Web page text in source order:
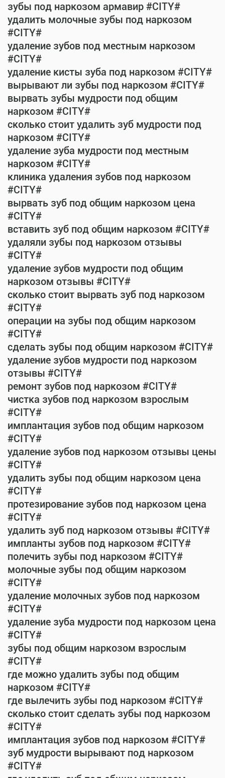
зубы под наркозом армавир #CITY#
удалить молочные зубы под наркозом
#CITY#
удаление зубов под местным наркозом
#CITY#
удаление кисты зуба под наркозом #CITY#
вырывают ли зубы под наркозом #CITY#
вырвать зубы мудрости под общим
наркозом #CITY#
сколько стоит удалить зуб мудрости под
наркозом #CITY#
удаление зуба мудрости под местным
наркозом #CITY#
клиника удаления зубов под наркозом
#CITY#
вырвать зуб под общим наркозом цена
#CITY#
вставить зуб под общим наркозом #CITY#
удаляли зубы под наркозом отзывы
#CITY#
удаление зубов мудрости под общим
наркозом отзывы #CITY#
сколько стоит вырвать зуб под наркозом
#CITY#
операции на зубы под общим наркозом
#CITY#
сделать зубы под общим наркозом #CITY#
удаление зубов мудрости под наркозом
отзывы #CITY#
ремонт зубов под наркозом #CITY#
чистка зубов под наркозом взрослым
#CITY#
имплантация зубов под общим наркозом
#CITY#
удаление зубов под наркозом отзывы цены
#CITY#
удалить зубы под общим наркозом цена
#CITY#
протезирование зубов под наркозом цена
#CITY#
удалить зуб под наркозом отзывы #CITY#
импланты зубов под наркозом #CITY#
полечить зубы под наркозом #CITY#
молочные зубы под общим наркозом
#CITY#
удаление молочных зубов под наркозом
#CITY#
удаление зуба мудрости под наркозом цена
#CITY#
зубы под общим наркозом взрослым
#CITY#
где можно удалить зубы под общим
наркозом #CITY#
где вылечить зубы под наркозом #CITY#
сколько стоит сделать зубы под наркозом
#CITY#
имплантация зубов под наркозом #CITY#
зуб мудрости вырывают под наркозом
#CITY#